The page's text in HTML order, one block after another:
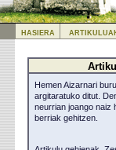
Hemen Aizarnari
argitaratuko ditut.
neurrian joango naiz
berriak gehitzen.
hasiera